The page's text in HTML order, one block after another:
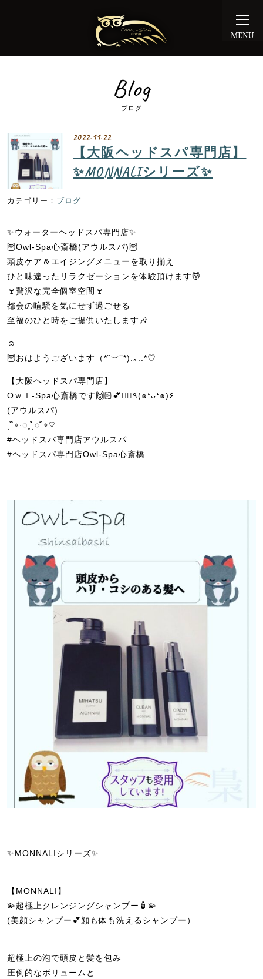
MENU
Blog
ブログ
2022.11.22
【大阪ヘッドスパ専門店】
✨MONNALIシリーズ✨
ブログ
✨ウォーターヘッドスパ専門店✨
🦉Owl-Spa心斎橋(アウルスパ)🦉
頭皮ケア＆エイジングメニューを取り揃え
ひと味違ったリラクゼーションを体験頂けます💆
🍷贅沢な完全個室空間🍷
都会の喧騒を気にせず過ごせる
至福のひと時をご提供いたします🎶
☺︎
🦉おはようございます（*˘︶˘*).｡.:*♡
【大阪ヘッドスパ専門店】
Oｗｌ-Spa心斎橋です🙌🏻💕💆‍♀️٩(๑❛ᴗ❛๑)۶
(アウルスパ)
˳˚̊̊⌖∙◌˳˳̊̊̊◌˚̊⌖♡
#ヘッドスパ専門店アウルスパ
#ヘッドスパ専門店Owl-Spa心斎橋
✨MONNALIシリーズ✨
【MONNALI】
💫超極上クレンジングシャンプー🧴💫
(美顔シャンプー💕顔も体も洗えるシャンプー）
超極上の泡で頭皮と髪を包み
圧倒的なボリュームと